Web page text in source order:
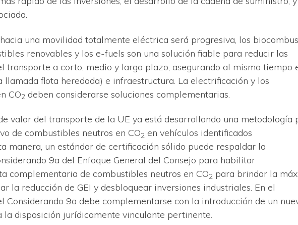
una movilidad totalmente eléctrica será progresiva, los
renovables y los e-fuels son una solución fiable para reducir las
transporte a corto, medio y largo plazo, asegurando al mismo tiempo
llamada flota heredada) e infraestructura. La electrificación y los
CO2 deben considerarse soluciones complementarias.
valor del transporte de la UE ya está desarrollando una metodología
de combustibles neutros en CO2 en vehículos identificados
manera, un estándar de certificación sólido puede respaldar la
9a del Enfoque General del Consejo para habilitar
complementaria de combustibles neutros en CO2 para brindar la
la reducción de GEI y desbloquear inversiones industriales. En el
Considerando 9a debe complementarse con la introducción de un
disposición jurídicamente vinculante pertinente.